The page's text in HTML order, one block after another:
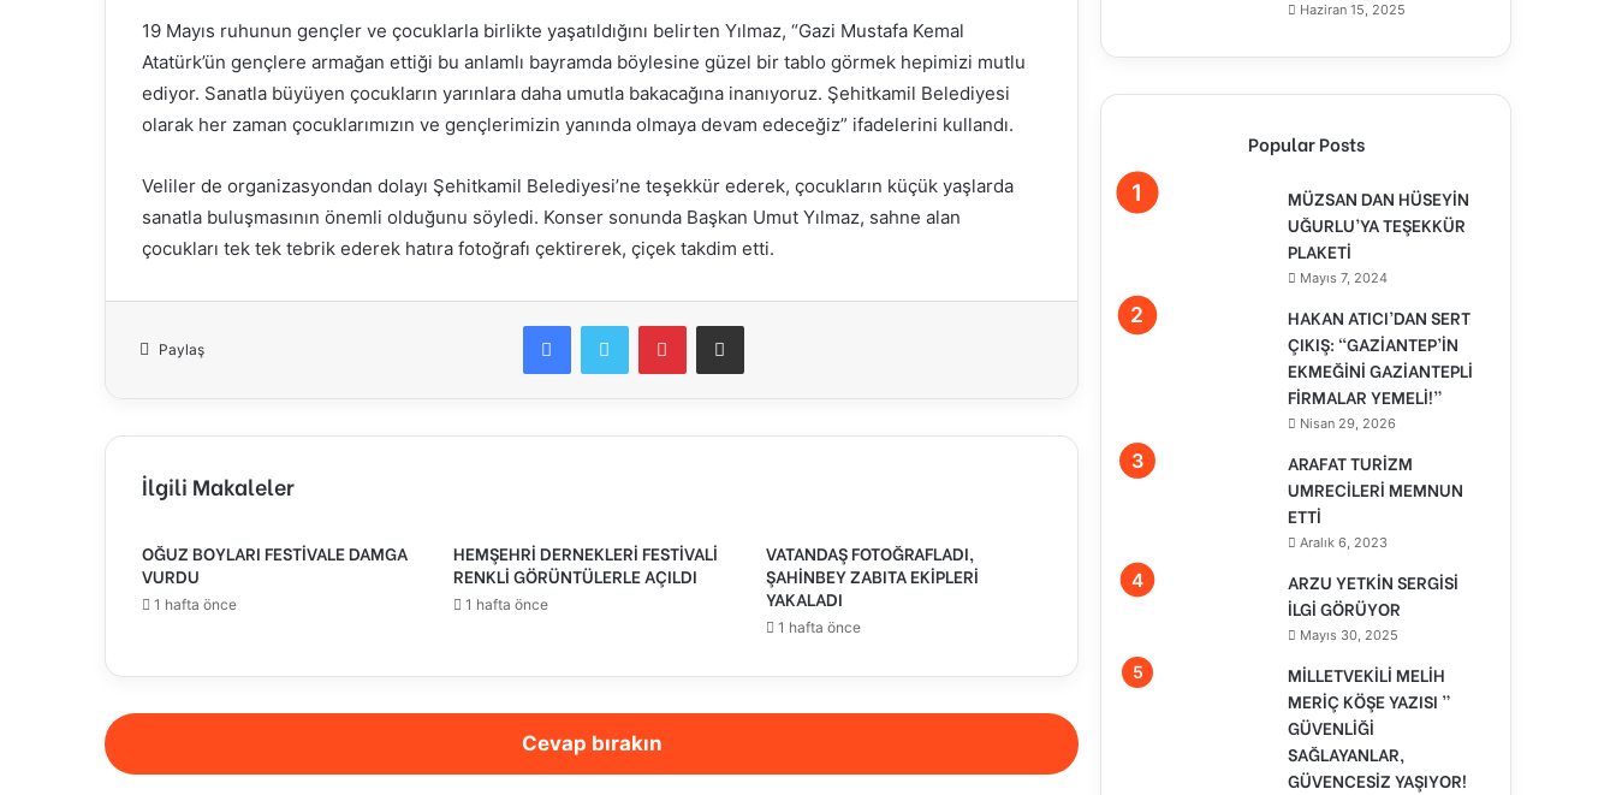
19 Mayıs ruhunun gençler ve çocuklarla birlikte yaşatıldığını belirten Yılmaz, “Gazi Mustafa Kemal
Atatürk’ün gençlere armağan ettiği bu anlamlı bayramda böylesine güzel bir tablo görmek hepimizi mutlu
ediyor. Sanatla büyüyen çocukların yarınlara daha umutla bakacağına inanıyoruz. Şehitkamil Belediyesi
olarak her zaman çocuklarımızın ve gençlerimizin yanında olmaya devam edeceğiz” ifadelerini kullandı.
Veliler de organizasyondan dolayı Şehitkamil Belediyesi’ne teşekkür ederek, çocukların küçük yaşlarda
sanatla buluşmasının önemli olduğunu söyledi. Konser sonunda Başkan Umut Yılmaz, sahne alan
çocukları tek tek tebrik ederek hatıra fotoğrafı çektirerek, çiçek takdim etti.
Paylaş
FacebookTwitter PinterestE-Posta ile paylaş
İlgili Makaleler
OĞUZ BOYLARI FESTİVALE DAMGA
VURDU
1 hafta önce
HEMŞEHRİ DERNEKLERİ FESTİVALİ
RENKLİ GÖRÜNTÜLERLE AÇILDI
1 hafta önce
VATANDAŞ FOTOĞRAFLADI,
ŞAHİNBEY ZABITA EKİPLERİ
YAKALADI
1 hafta önce
Cevap bırakın
Haziran 15, 2025
Popular Posts
MÜZSAN DAN HÜSEYİN
UĞURLU’YA TEŞEKKÜR
PLAKETİ
Mayıs 7, 2024
HAKAN ATICI’DAN SERT
ÇIKIŞ: “GAZİANTEP’İN
EKMEĞİNİ GAZİANTEPLİ
FİRMALAR YEMELİ!”
Nisan 29, 2026
ARAFAT TURİZM
UMRECİLERİ MEMNUN
ETTİ
Aralık 6, 2023
ARZU YETKİN SERGİSİ
İLGİ GÖRÜYOR
Mayıs 30, 2025
MİLLETVEKİLİ MELİH
MERİÇ KÖŞE YAZISI ”
GÜVENLİĞİ
SAĞLAYANLAR,
GÜVENCESİZ YAŞIYOR!